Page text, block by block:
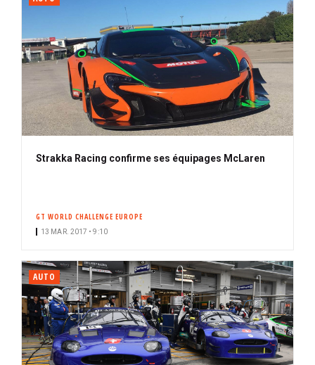
Strakka Racing confirme ses équipages McLaren
GT WORLD CHALLENGE EUROPE
13 MAR. 2017 • 9:10
AUTO